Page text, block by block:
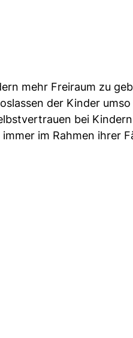
mehr Freiraum zu
der Kinder
bei
im Rahmen ihrer